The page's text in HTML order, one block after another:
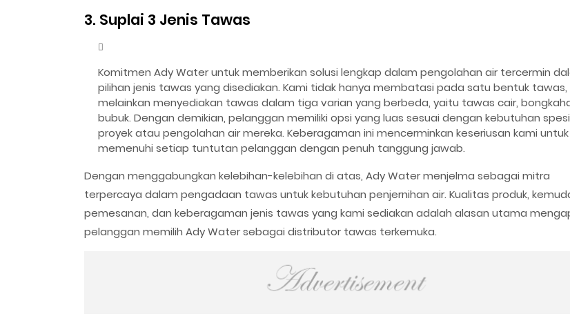
3. Suplai 3 Jenis Tawas
Komitmen Ady Water untuk memberikan solusi lengkap dalam pengolahan air tercermin
pilihan jenis tawas yang disediakan. Kami tidak hanya membatasi pada satu bentuk tawas,
melainkan menyediakan tawas dalam tiga varian yang berbeda, yaitu tawas cair,
bubuk. Dengan demikian, pelanggan memiliki opsi yang luas sesuai dengan kebutuhan
proyek atau pengolahan air mereka. Keberagaman ini mencerminkan keseriusan kami untuk
memenuhi setiap tuntutan pelanggan dengan penuh tanggung jawab.
Dengan menggabungkan kelebihan-kelebihan di atas, Ady Water menjelma sebagai mitra
terpercaya dalam pengadaan tawas untuk kebutuhan penjernihan air. Kualitas produk,
pemesanan, dan keberagaman jenis tawas yang kami sediakan adalah alasan utama
pelanggan memilih Ady Water sebagai distributor tawas terkemuka.